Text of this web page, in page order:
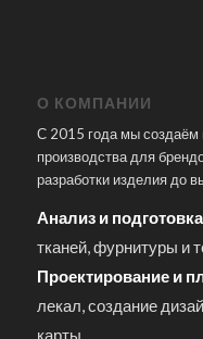
О КОМПАНИИ
С 2015 года мы создаём
производства для
разработки изделия до
Анализ и подготовка
тканей, фурнитуры и
Проектирование и
лекал, создание
карты